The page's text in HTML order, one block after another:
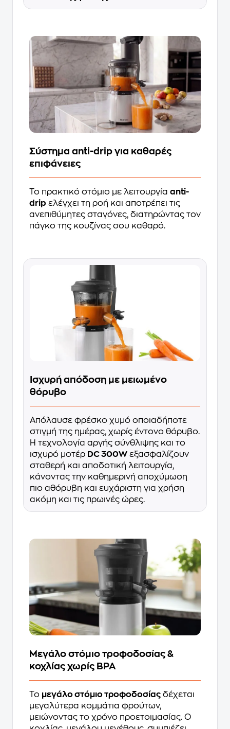
Σύστημα anti-drip για καθαρές
επιφάνειες
Το πρακτικό στόμιο με λειτουργία anti-
drip ελέγχει τη ροή και αποτρέπει τις
ανεπιθύμητες σταγόνες, διατηρώντας τον
πάγκο της κουζίνας σου καθαρό.
Ισχυρή απόδοση με μειωμένο
θόρυβο
Απόλαυσε φρέσκο χυμό οποιαδήποτε
στιγμή της ημέρας, χωρίς έντονο θόρυβο.
Η τεχνολογία αργής σύνθλιψης και το
ισχυρό μοτέρ DC 300W εξασφαλίζουν
σταθερή και αποδοτική λειτουργία,
κάνοντας την καθημερινή αποχύμωση
πιο αθόρυβη και ευχάριστη για χρήση
ακόμη και τις πρωινές ώρες.
Μεγάλο στόμιο τροφοδοσίας &
κοχλίας χωρίς BPA
Το μεγάλο στόμιο τροφοδοσίας δέχεται
μεγαλύτερα κομμάτια φρούτων,
μειώνοντας το χρόνο προετοιμασίας. Ο